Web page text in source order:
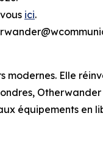
ici.
Elle
équipements en